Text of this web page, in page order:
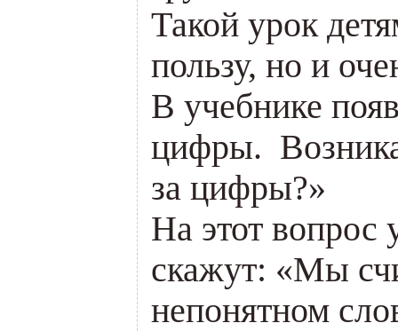
Такой урок
пользу, но и
В учебнике
цифры.
за цифры?»
На этот вопрос
скажут: «Мы
непонятном